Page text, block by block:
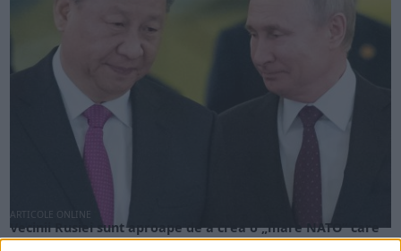
ARTICOLE ONLINE
Vecinii Rusiei sunt aproape de a crea o „mare NATO” care
ar putea descuraja Rusia și ajuta Ucraina, afirmă ministrul